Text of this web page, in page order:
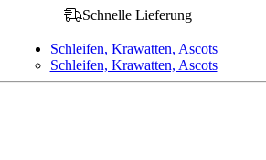
Schnelle Lieferung
Schleifen, Krawatten, Ascots
Schleifen, Krawatten, Ascots